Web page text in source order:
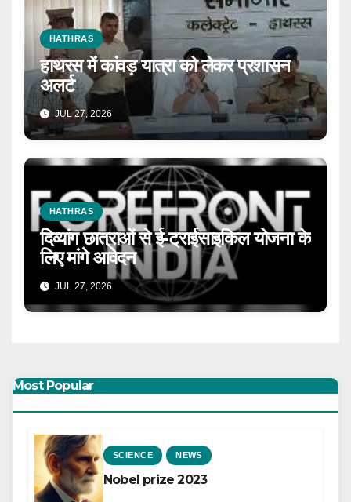
HATHRAS
हाथरस में कांवड़ यात्रा को लेकर प्रशासन
अलर्ट
JUL 27, 2026
HATHRAS
दिव्यांग छात्राओं से ई-ट्राईसाइकिल योजना के
लिए मांगे आवेदन
JUL 27, 2026
Most Popular
SCIENCE NEWS
Nobel prize 2023